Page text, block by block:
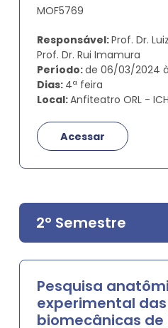
MOF5769
Responsável:Prof. Dr.
Prof. Dr. Rui Imamura
Período:de 06/03/2024
Dias: 4ª feira
Local:Anfiteatro ORL -
Acessar
2º Semestre
Pesquisa
experimental
biomecânicas de